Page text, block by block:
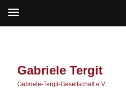
Gabriele Tergit
Gabriele-Tergit-Gesellschaft e.V.